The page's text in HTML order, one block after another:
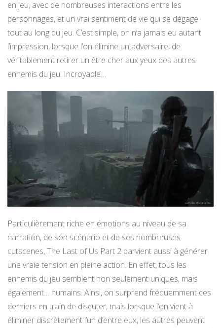
en jeu, avec de nombreuses interactions entre les
personnages, et un vrai sentiment de vie qui se dégage
tout au long du jeu. C’est simple, on n’a jamais eu autant
l’impression, lorsque l’on élimine un adversaire, de
véritablement retirer un être cher aux yeux des autres
ennemis du jeu. Incroyable…
Particulièrement riche en émotions au niveau de sa
narration, de son scénario et de ses nombreuses
cutscenes, The Last of Us Part 2 parvient aussi à générer
une vraie tension en pleine action. En effet, tous les
ennemis du jeu semblent non seulement uniques, mais
également… humains. Ainsi, on surprend fréquemment ces
derniers en train de discuter, mais lorsque l’on vient à
éliminer discrètement l’un d’entre eux, les autres peuvent